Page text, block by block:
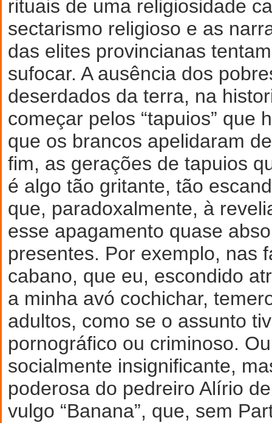
rituais de uma religiosidade
sectarismo religioso e as
das elites provincianas
sufocar. A ausência dos
deserdados da terra, na
começar pelos “tapuios” que
que os brancos apelidaram
fim, as gerações de tapuios
é algo tão gritante, tão
que, paradoxalmente, à
esse apagamento quase
presentes. Por exemplo, nas
cabano, que eu, escondido
a minha avó cochichar,
adultos, como se o assunto
pornográfico ou criminoso.
socialmente insignificante,
poderosa do pedreiro Alírio
vulgo “Banana”, que, sem